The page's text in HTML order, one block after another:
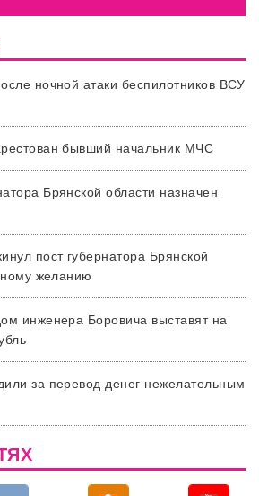
ночной атаки беспилотников ВСУ
бывший начальник МЧС
Брянской области назначен
пост губернатора Брянской
желанию
инженера Боровича выставят на
за перевод денег нежелательным